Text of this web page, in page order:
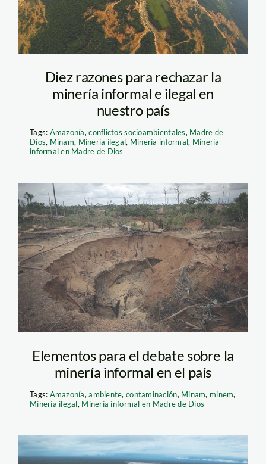
Diez razones para rechazar la
minería informal e ilegal en
nuestro país
Tags: Amazonía,conflictos socioambientales, Madre de
Dios, Minam, Minería ilegal, Minería informal, Minería
informal en Madre de Dios
Elementos para el debate sobre la
minería informal en el país
Tags: Amazonía,ambiente,contaminación, Minam, minem,
Minería ilegal, Minería informal en Madre de Dios